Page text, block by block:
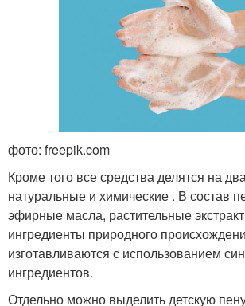
фото: freepik.com
Кроме того все средства делятся на
натуральные и химические . В состав
эфирные масла, растительные
ингредиенты природного
изготавливаются с использованием
ингредиентов.
Отдельно можно выделить детскую